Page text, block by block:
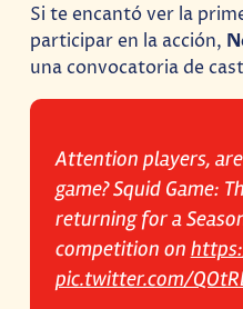
Si te encantó ver la
participar en la acción,
una convocatoria de
Attention players,
game? Squid Game:
returning for a
competition on
pic.twitter.com/